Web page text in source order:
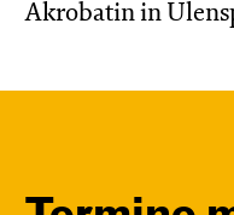
Akrobatin in